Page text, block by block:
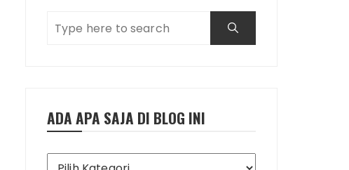
ADA APA SAJA DI BLOG INI
Ada